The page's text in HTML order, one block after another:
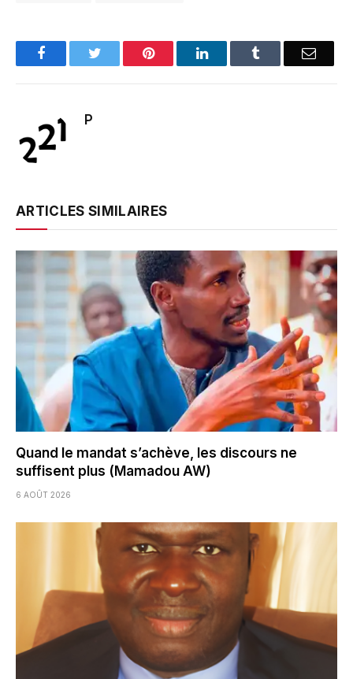
FacebookTwitter Pinterest LinkedInTumblr Email
P
ARTICLES SIMILAIRES
Quand le mandat s’achève, les discours ne
suffisent plus (Mamadou AW)
6 AOÛT 2026